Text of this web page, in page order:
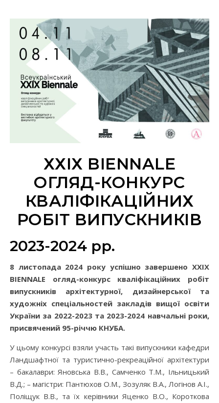
ХХIХ BIENNALE
ОГЛЯД-КОНКУРС
КВАЛІФІКАЦІЙНИХ
РОБІТ ВИПУСКНИКІВ
2023-2024 рр.
8 листопада 2024 року успішно завершено XXIX
BIENNALE огляд-конкурс кваліфікаційних робіт
випускників архітектурної, дизайнерської та
художніх спеціальностей закладів вищої освіти
України за 2022-2023 та 2023-2024 навчальні роки,
присвячений 95-річчю КНУБА.
У цьому конкурсі взяли участь такі випускники кафедри
Ландшафтної та туристично-рекреаційної архітектури
– бакалаври: Яновська В.В., Самченко Т.М., Ільницький
В.Д.; – магістри: Пантюхов О.М., Зозуляк В.А., Логінов А.І.,
Поліщук В.В., та їх керівники Яценко В.О., Короткова